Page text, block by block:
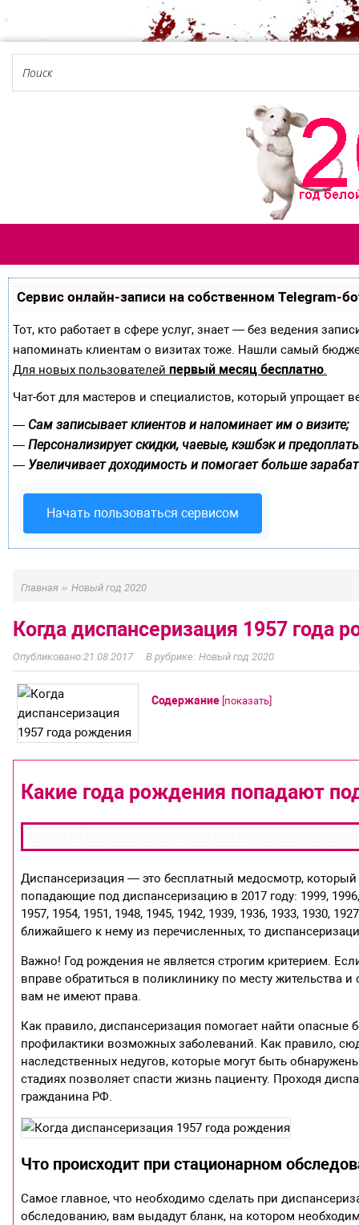
Сервис онлайн-записи на собственном Telegram-
Тот, кто работает в сфере услуг, знает — без ведения
напоминать клиентам о визитах тоже. Нашли самый
Для новых пользователей первый месяц бесплатно.
Чат-бот для мастеров и специалистов, который упрощает
— Сам записывает клиентов и напоминает им о визите;
— Персонализирует скидки, чаевые, кэшбэк и
— Увеличивает доходимость и помогает больше
Начать пользоваться сервисом
Главная » Новый год 2020
Когда диспансеризация 1957 года
21.08.2017 Новый год 2020
Содержание [показать]
Какие года рождения попадают
Диспансеризация — это бесплатный медосмотр,
попадающие под диспансеризацию в 2017 году: 1999, 1996,
1957, 1954, 1951, 1948, 1945, 1942, 1939, 1936, 1933, 1930,
ближайшего к нему из перечисленных, то
Важно! Год рождения не является строгим критерием.
вправе обратиться в поликлинику по месту жительства
вам не имеют права.
Как правило, диспансеризация помогает найти опасные
профилактики возможных заболеваний. Как правило,
наследственных недугов, которые могут быть
стадиях позволяет спасти жизнь пациенту. Проходя
гражданина РФ.
Что происходит при стационарном
Самое главное, что необходимо сделать при
обследованию, вам выдадут бланк, на котором